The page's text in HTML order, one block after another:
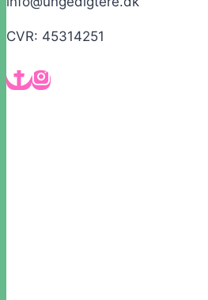
CVR: 45314251